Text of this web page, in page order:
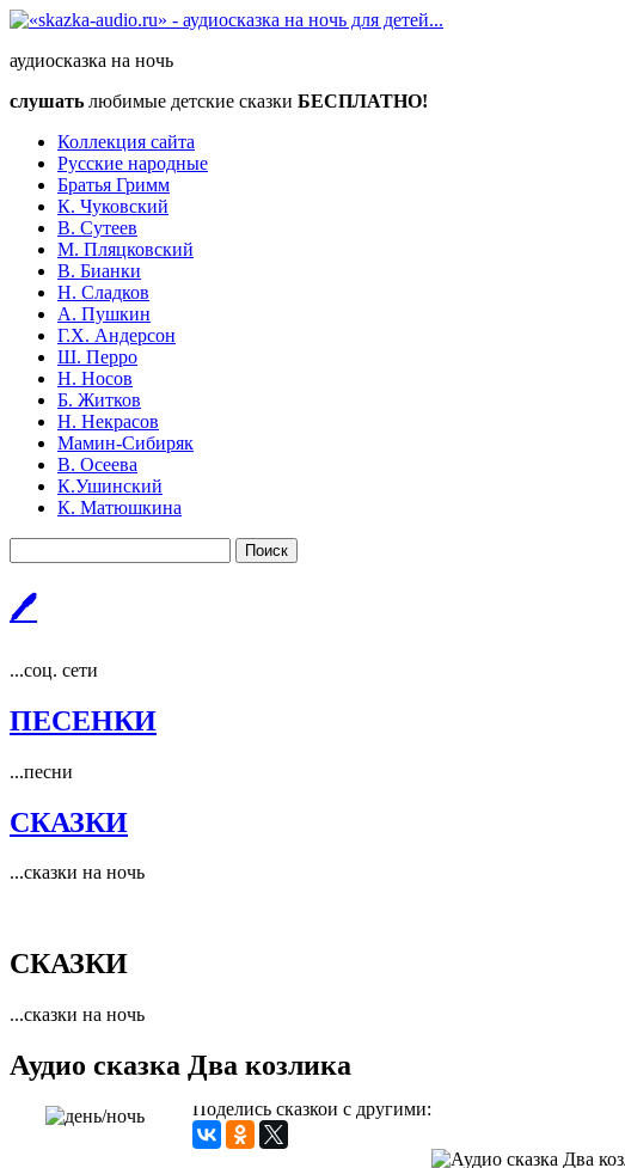
аудиосказка на ночь
слушать любимые детские сказки БЕСПЛАТНО!
Коллекция сайта
Русские народные
Братья Гримм
К. Чуковский
В. Сутеев
М. Пляцковский
В. Бианки
Н. Сладков
А. Пушкин
Г.Х. Андерсон
Ш. Перро
Н. Носов
Б. Житков
Н. Некрасов
Мамин-Сибиряк
В. Осеева
К.Ушинский
К. Матюшкина
Поиск
🖊
...соц. сети
ПЕСЕНКИ
...песни
СКАЗКИ
...сказки на ночь
СКАЗКИ
...сказки на ночь
Аудио сказка Два козлика
Поделись сказкой с другими: